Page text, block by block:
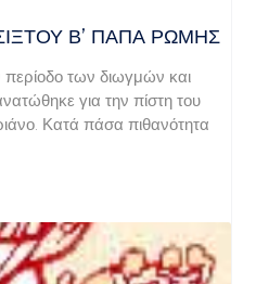
Β’ ΠΑΠΑ ΡΩΜΗΣ
των διωγμών και
για την πίστη του
Κατά πάσα πιθανότητα